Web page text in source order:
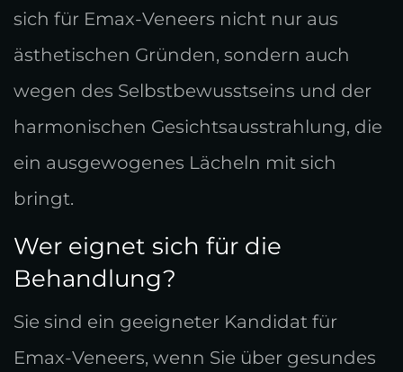
sich für Emax-Veneers nicht nur aus
ästhetischen Gründen, sondern auch
wegen des Selbstbewusstseins und der
harmonischen Gesichtsausstrahlung, die
ein ausgewogenes Lächeln mit sich
bringt.
Wer eignet sich für die
Behandlung?
Sie sind ein geeigneter Kandidat für
Emax-Veneers, wenn Sie über gesundes